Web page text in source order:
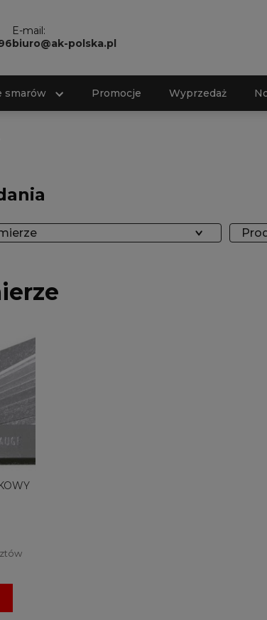
E-mail:
biuro@ak-polska.pl
smarów Promocje Wyprzedaż